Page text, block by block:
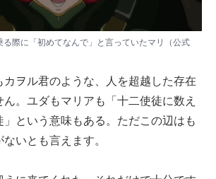
る際に「初めてなんで」と言っていたマリ（公式
カヲル君のような、人を超越した存在
。ユダもマリアも「十二使徒に数え
」という意味もある。ただこの辺はも
いとも言えます。